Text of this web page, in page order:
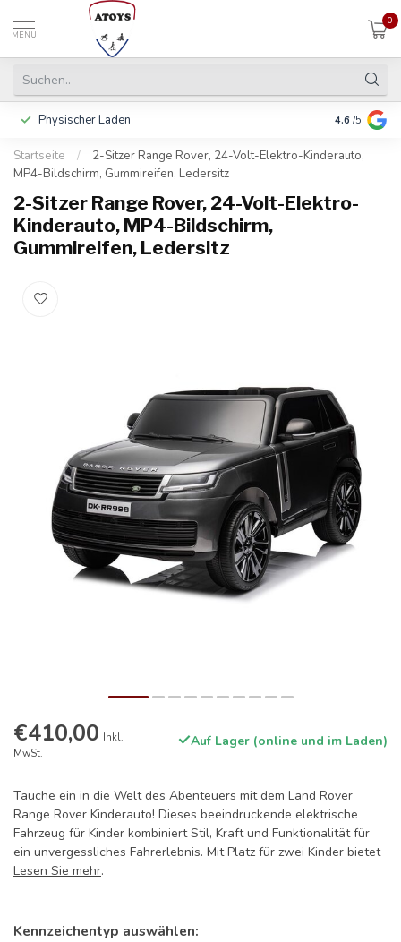
MENU
0
Physischer Laden In 3 Raten
4.6 /5
Startseite /
2-Sitzer Range Rover, 24-Volt-Elektro-Kinderauto,
MP4-Bildschirm, Gummireifen, Ledersitz
2-Sitzer Range Rover, 24-Volt-Elektro-
Kinderauto, MP4-Bildschirm,
Gummireifen, Ledersitz
€410,00 Inkl.
MwSt.
Auf Lager (online und im Laden)
Tauche ein in die Welt des Abenteuers mit dem Land Rover
Range Rover Kinderauto! Dieses beeindruckende elektrische
Fahrzeug für Kinder kombiniert Stil, Kraft und Funktionalität für
ein unvergessliches Fahrerlebnis. Mit Platz für zwei Kinder bietet
Lesen Sie mehr.
Kennzeichentyp auswählen: